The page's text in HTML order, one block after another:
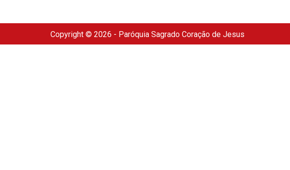
Copyright © 2026 - Paróquia Sagrado Coração de Jesus